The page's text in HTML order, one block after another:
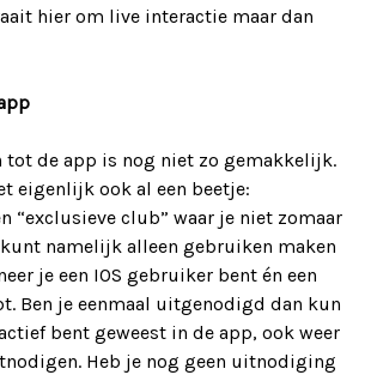
hier om live interactie maar dan
tot de app is nog niet zo gemakkelijk.
eigenlijk ook al een beetje:
“exclusieve club” waar je niet zomaar
namelijk alleen gebruiken maken
je een IOS gebruiker bent én een
Ben je eenmaal uitgenodigd dan kun
bent geweest in de app, ook weer
Heb je nog geen uitnodiging